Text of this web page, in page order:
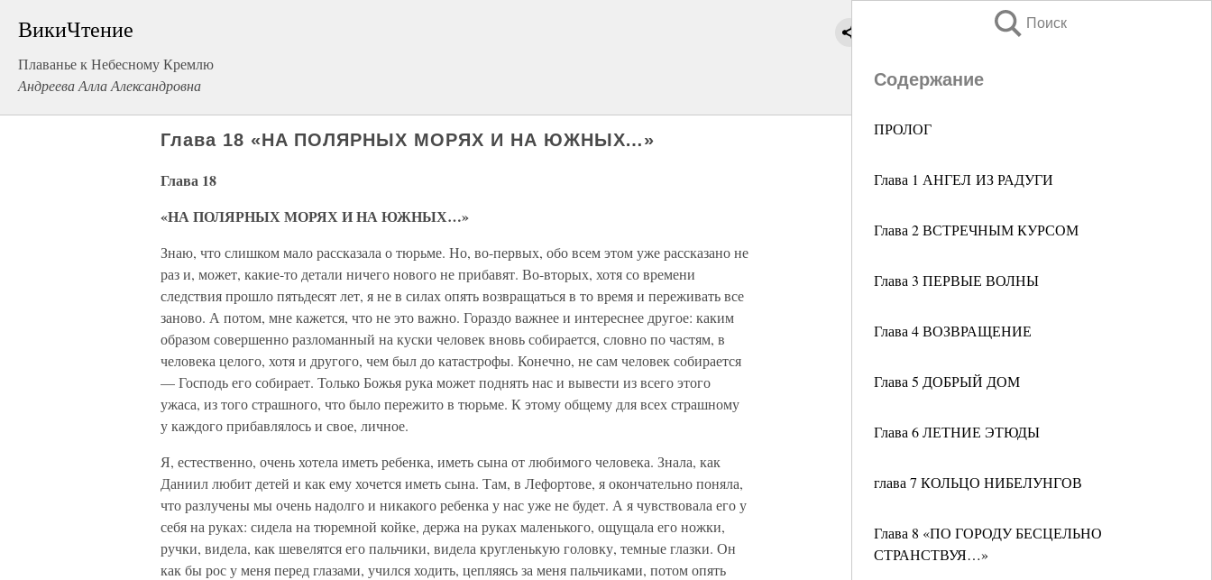
ВикиЧтение
Плаванье к Небесному Кремлю
Андреева Алла Александровна
Поиск
Содержание
ПРОЛОГ
Глава 1 АНГЕЛ ИЗ РАДУГИ
Глава 2 ВСТРЕЧНЫМ КУРСОМ
Глава 3 ПЕРВЫЕ ВОЛНЫ
Глава 4 ВОЗВРАЩЕНИЕ
Глава 5 ДОБРЫЙ ДОМ
Глава 6 ЛЕТНИЕ ЭТЮДЫ
глава 7 КОЛЬЦО НИБЕЛУНГОВ
Глава 8 «ПО ГОРОДУ БЕСЦЕЛЬНО
СТРАНСТВУЯ…»
Глава 18 «НА ПОЛЯРНЫХ МОРЯХ И НА ЮЖНЫХ…»
Глава 18
«НА ПОЛЯРНЫХ МОРЯХ И НА ЮЖНЫХ…»
Знаю, что слишком мало рассказала о тюрьме. Но, во-первых, обо всем этом уже рассказано не
раз и, может, какие-то детали ничего нового не прибавят. Во-вторых, хотя со времени
следствия прошло пятьдесят лет, я не в силах опять возвращаться в то время и переживать все
заново. А потом, мне кажется, что не это важно. Гораздо важнее и интереснее другое: каким
образом совершенно разломанный на куски человек вновь собирается, словно по частям, в
человека целого, хотя и другого, чем был до катастрофы. Конечно, не сам человек собирается
— Господь его собирает. Только Божья рука может поднять нас и вывести из всего этого
ужаса, из того страшного, что было пережито в тюрьме. К этому общему для всех страшному
у каждого прибавлялось и свое, личное.
Я, естественно, очень хотела иметь ребенка, иметь сына от любимого человека. Знала, как
Даниил любит детей и как ему хочется иметь сына. Там, в Лефортове, я окончательно поняла,
что разлучены мы очень надолго и никакого ребенка у нас уже не будет. А я чувствовала его у
себя на руках: сидела на тюремной койке, держа на руках маленького, ощущала его ножки,
ручки, видела, как шевелятся его пальчики, видела кругленькую головку, темные глазки. Он
как бы рос у меня перед глазами, учился ходить, цепляясь за меня пальчиками, потом опять